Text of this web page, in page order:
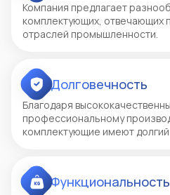
Компания предлагает
комплектующих, отвечающих
отраслей промышленности.
Долговечность
Благодаря
профессиональному
комплектующие имеют
Функциональность